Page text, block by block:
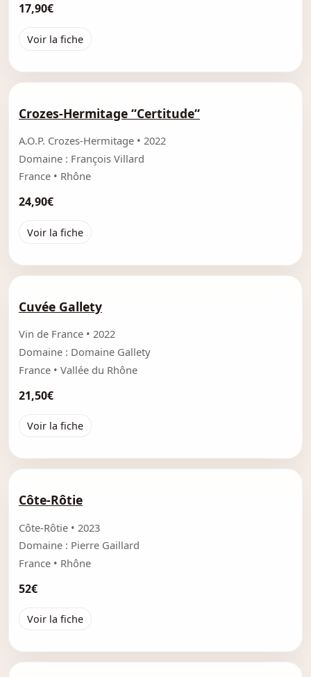
17,90€
Voir la fiche
Crozes-Hermitage “Certitude“
A.O.P. Crozes-Hermitage • 2022
Domaine : François Villard
France • Rhône
24,90€
Voir la fiche
Cuvée Gallety
Vin de France • 2022
Domaine : Domaine Gallety
France • Vallée du Rhône
21,50€
Voir la fiche
Côte-Rôtie
Côte-Rôtie • 2023
Domaine : Pierre Gaillard
France • Rhône
52€
Voir la fiche